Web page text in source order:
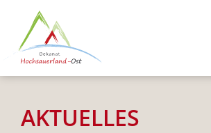
AKTUELLES